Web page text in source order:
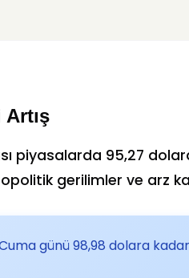
piyasalarda 95,27
gerilimler ve arz
günü 98,98 dolara